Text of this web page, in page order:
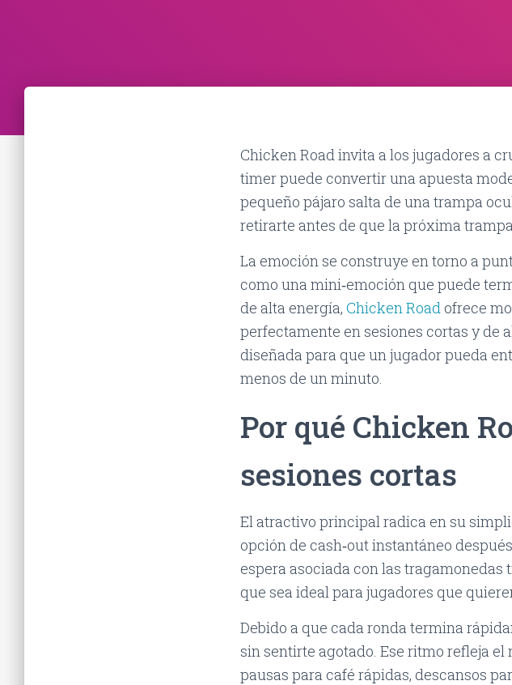
Chicken Road invita a los jugadores a
timer puede convertir una apuesta
pequeño pájaro salta de una trampa
retirarte antes de que la próxima
La emoción se construye en torno a
como una mini‑emoción que puede
de alta energía, Chicken Road ofrece
perfectamente en sesiones cortas y de
diseñada para que un jugador pueda
menos de un minuto.
Por qué Chicken
sesiones cortas
El atractivo principal radica en su
opción de cash‑out instantáneo
espera asociada con las
que sea ideal para jugadores que
Debido a que cada ronda termina
sin sentirte agotado. Ese ritmo refleja
pausas para café rápidas, descansos